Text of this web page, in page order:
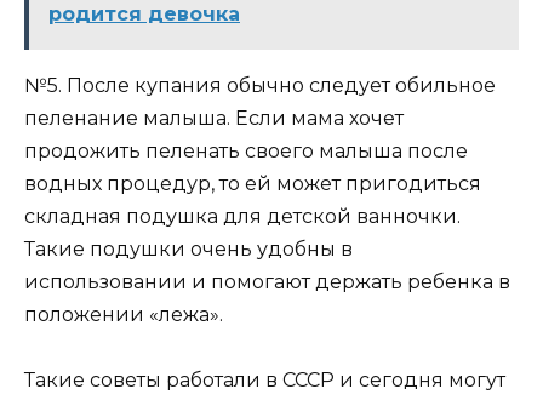
родится девочка
№5. После купания обычно следует обильное
пеленание малыша. Если мама хочет
продожить пеленать своего малыша после
водных процедур, то ей может пригодиться
складная подушка для детской ванночки.
Такие подушки очень удобны в
использовании и помогают держать ребенка в
положении «лежа».
Такие советы работали в СССР и сегодня могут